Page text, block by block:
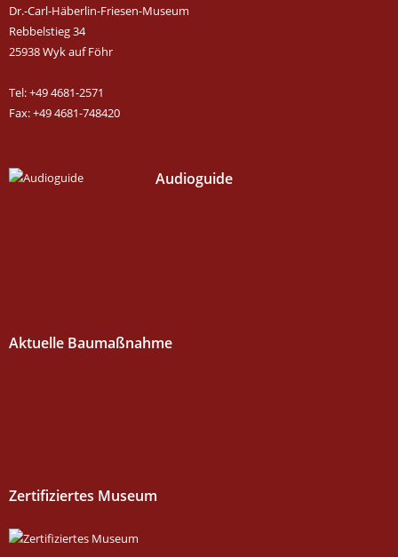
Dr.-Carl-Häberlin-Friesen-Museum
Rebbelstieg 34
25938 Wyk auf Föhr
Tel: +49 4681-2571
Fax: +49 4681-748420
Audioguide
Aktuelle Baumaßnahme
Zertifiziertes Museum